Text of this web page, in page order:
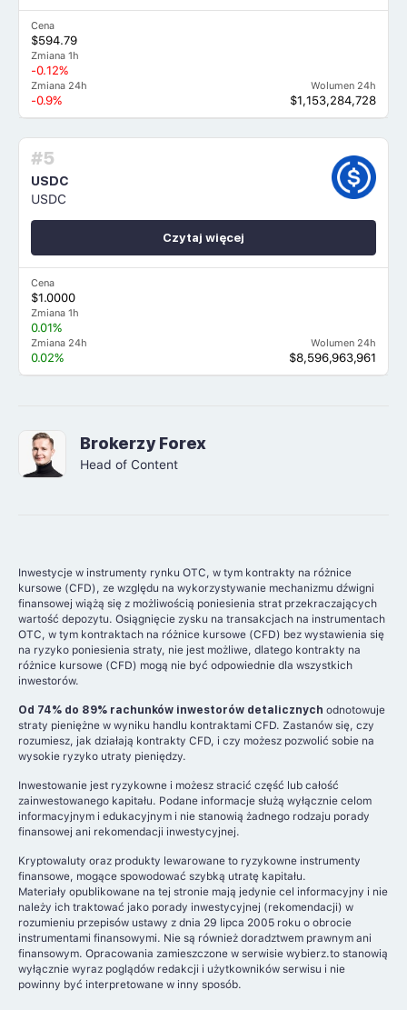
Cena
$594.79
Zmiana 1h
-0.12%
Zmiana 24h
-0.9%
Wolumen 24h
$1,153,284,728
#5
USDC
USDC
Cena
$1.0000
Zmiana 1h
0.01%
Zmiana 24h
0.02%
Wolumen 24h
$8,596,963,961
Czytaj więcej
Brokerzy Forex
Head of Content
Inwestycje w instrumenty rynku OTC, w tym kontrakty na różnice
kursowe (CFD), ze względu na wykorzystywanie mechanizmu dźwigni
finansowej wiążą się z możliwością poniesienia strat przekraczających
wartość depozytu. Osiągnięcie zysku na transakcjach na instrumentach
OTC, w tym kontraktach na różnice kursowe (CFD) bez wystawienia się
na ryzyko poniesienia straty, nie jest możliwe, dlatego kontrakty na
różnice kursowe (CFD) mogą nie być odpowiednie dla wszystkich
inwestorów.
Od 74% do 89% rachunków inwestorów detalicznych odnotowuje
straty pieniężne w wyniku handlu kontraktami CFD. Zastanów się, czy
rozumiesz, jak działają kontrakty CFD, i czy możesz pozwolić sobie na
wysokie ryzyko utraty pieniędzy.
Inwestowanie jest ryzykowne i możesz stracić część lub całość
zainwestowanego kapitału. Podane informacje służą wyłącznie celom
informacyjnym i edukacyjnym i nie stanowią żadnego rodzaju porady
finansowej ani rekomendacji inwestycyjnej.
Kryptowaluty oraz produkty lewarowane to ryzykowne instrumenty
finansowe, mogące spowodować szybką utratę kapitału.
Materiały opublikowane na tej stronie mają jedynie cel informacyjny i nie
należy ich traktować jako porady inwestycyjnej (rekomendacji) w
rozumieniu przepisów ustawy z dnia 29 lipca 2005 roku o obrocie
instrumentami finansowymi. Nie są również doradztwem prawnym ani
finansowym. Opracowania zamieszczone w serwisie wybierz.to stanowią
wyłącznie wyraz poglądów redakcji i użytkowników serwisu i nie
powinny być interpretowane w inny sposób.